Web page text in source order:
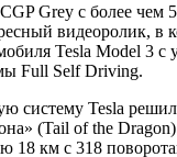
Grey с более чем
видеоролик, в
Tesla Model 3 с
Full Self Driving.
систему Tesla
(Tail of the
18 км с 318